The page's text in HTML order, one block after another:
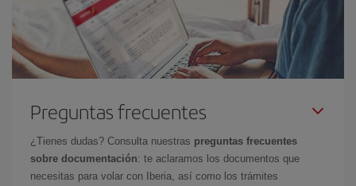
Preguntas frecuentes
¿Tienes dudas? Consulta nuestras preguntas frecuentes
sobre documentación: te aclaramos los documentos que
necesitas para volar con Iberia, así como los trámites